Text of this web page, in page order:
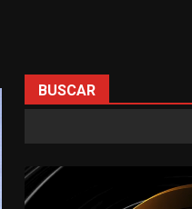
BUSCAR